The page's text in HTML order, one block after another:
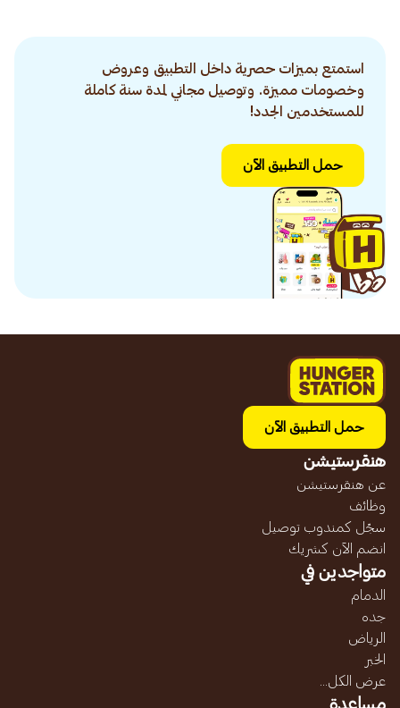
استمتع بميزات حصرية داخل التطبيق وعروض
وخصومات مميزة. وتوصيل مجاني لمدة سنة كاملة
للمستخدمين الجدد!
حمل التطبيق الآن
حمل التطبيق الآن
هنقرستيشن
عن هنقرستيشن
وظائف
سجّل كمندوب توصيل
انضم الآن كشريك
متواجدين في
الدمام
جده
الرياض
الخبر
عرض الكل...